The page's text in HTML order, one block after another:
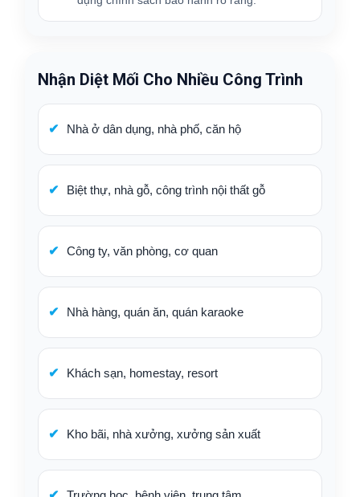
Nhận Diệt Mối Cho Nhiều Công Trình
Nhà ở dân dụng, nhà phố, căn hộ
Biệt thự, nhà gỗ, công trình nội thất gỗ
Công ty, văn phòng, cơ quan
Nhà hàng, quán ăn, quán karaoke
Khách sạn, homestay, resort
Kho bãi, nhà xưởng, xưởng sản xuất